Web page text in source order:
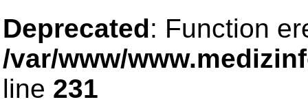
Deprecated: Function
/var/www/
line 231